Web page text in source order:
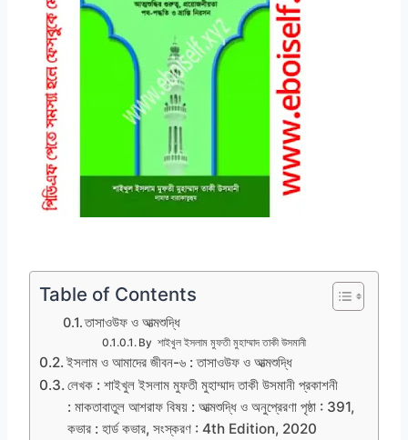
Table of Contents
তাসাওউফ ও আত্মশুদ্ধি
By শাইখুল ইসলাম মুফতী মুহাম্মাদ তাকী উসমানী
ইসলাম ও আমাদের জীবন-৬ : তাসাওউফ ও আত্মশুদ্ধি
লেখক : শাইখুল ইসলাম মুফতী মুহাম্মাদ তাকী উসমানী প্রকাশনী
: মাকতাবাতুল আশরাফ বিষয় : আত্মশুদ্ধি ও অনুপ্রেরণা পৃষ্ঠা : 391,
কভার : হার্ড কভার, সংস্করণ : 4th Edition, 2020